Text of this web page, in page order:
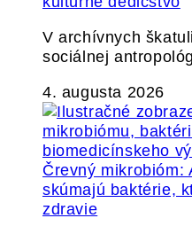
V archívnych
sociálnej
4. augusta 2026
Črevný mikrobióm:
skúmajú baktérie,
zdravie